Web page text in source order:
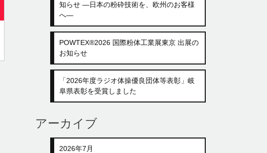
知らせ ―日本の粉砕技術を、欧州のお客様
へ―
POWTEX®2026 国際粉体工業展東京 出展の
お知らせ
「2026年度ラジオ体操優良団体等表彰」岐
阜県表彰を受賞しました
アーカイブ
2026年7月